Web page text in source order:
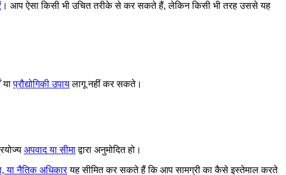
। आप ऐसा किसी भी उचित तरीके से कर सकते हैं, लेकिन किसी भी तरह उससे यह
याप्रौद्योगिकी उपायलागू नहीं कर सकते।
अपवाद या सीमाद्वारा अनुमोदित हो।
या नैतिक अधिकारयह सीमित कर सकते हैं कि आप सामग्री का कैसे इस्तेमाल करते